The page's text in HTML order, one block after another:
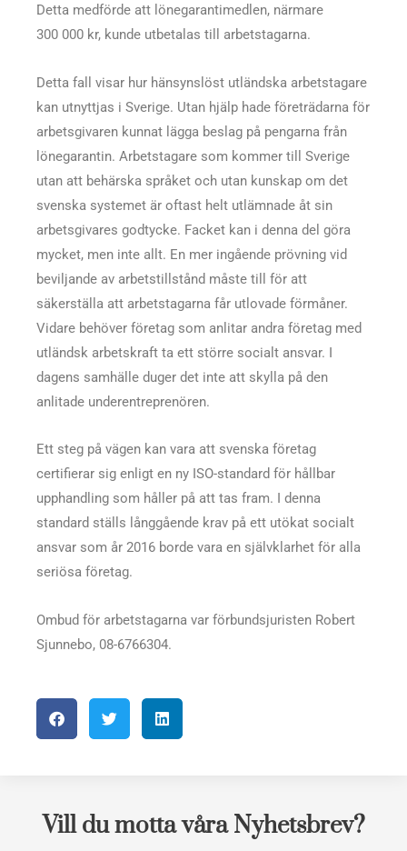
Detta medförde att lönegarantimedlen, närmare
300 000 kr, kunde utbetalas till arbetstagarna.
Detta fall visar hur hänsynslöst utländska arbetstagare
kan utnyttjas i Sverige. Utan hjälp hade företrädarna för
arbetsgivaren kunnat lägga beslag på pengarna från
lönegarantin. Arbetstagare som kommer till Sverige
utan att behärska språket och utan kunskap om det
svenska systemet är oftast helt utlämnade åt sin
arbetsgivares godtycke. Facket kan i denna del göra
mycket, men inte allt. En mer ingående prövning vid
beviljande av arbetstillstånd måste till för att
säkerställa att arbetstagarna får utlovade förmåner.
Vidare behöver företag som anlitar andra företag med
utländsk arbetskraft ta ett större socialt ansvar. I
dagens samhälle duger det inte att skylla på den
anlitade underentreprenören.
Ett steg på vägen kan vara att svenska företag
certifierar sig enligt en ny ISO-standard för hållbar
upphandling som håller på att tas fram. I denna
standard ställs långgående krav på ett utökat socialt
ansvar som år 2016 borde vara en självklarhet för alla
seriösa företag.
Ombud för arbetstagarna var förbundsjuristen Robert
Sjunnebo, 08-6766304.
Vill du motta våra Nyhetsbrev?